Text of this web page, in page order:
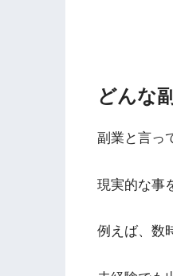
どんな
副業と言っ
現実的な事
例えば、数